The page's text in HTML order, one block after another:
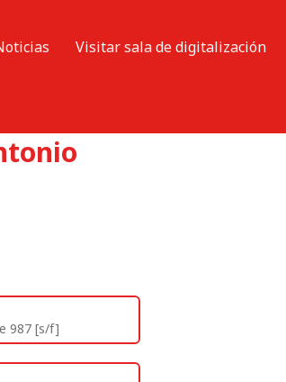
Visitar sala de digitalización
987 [s/f]